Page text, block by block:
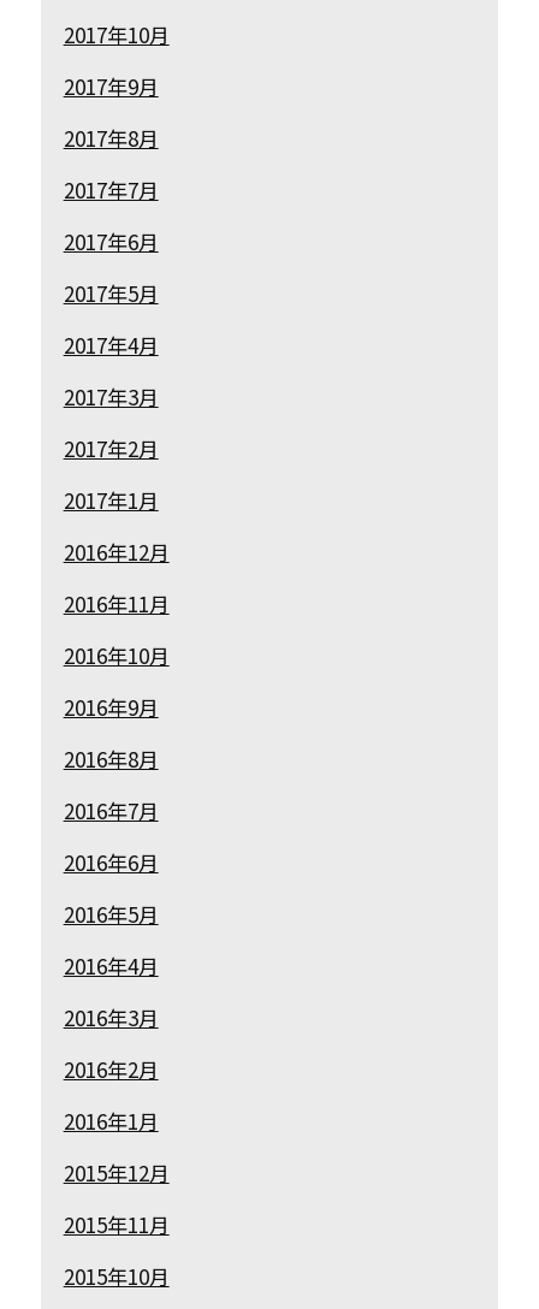
2017年10月
2017年9月
2017年8月
2017年7月
2017年6月
2017年5月
2017年4月
2017年3月
2017年2月
2017年1月
2016年12月
2016年11月
2016年10月
2016年9月
2016年8月
2016年7月
2016年6月
2016年5月
2016年4月
2016年3月
2016年2月
2016年1月
2015年12月
2015年11月
2015年10月